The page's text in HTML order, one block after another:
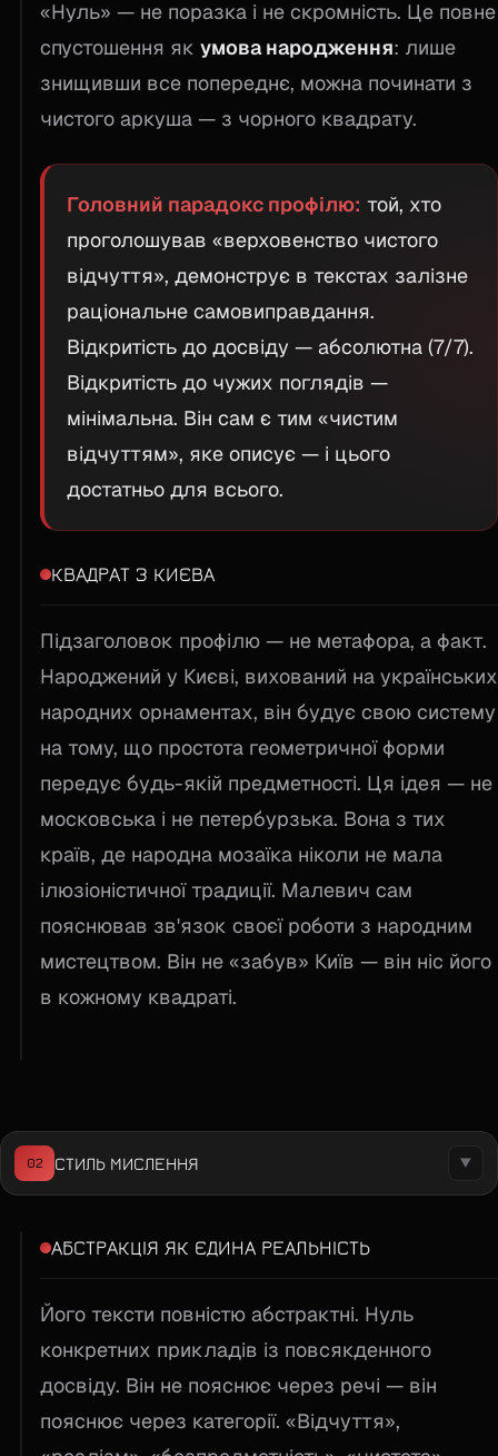
«Нуль» — не поразка і не скромність. Це повне
спустошення як умова народження: лише
знищивши все попереднє, можна починати з
чистого аркуша — з чорного квадрату.
Головний парадокс профілю: той, хто
проголошував «верховенство чистого
відчуття», демонструє в текстах залізне
раціональне самовиправдання.
Відкритість до досвіду — абсолютна (7/7).
Відкритість до чужих поглядів —
мінімальна. Він сам є тим «чистим
відчуттям», яке описує — і цього
достатньо для всього.
КВАДРАТ З КИЄВА
Підзаголовок профілю — не метафора, а факт.
Народжений у Києві, вихований на українських
народних орнаментах, він будує свою систему
на тому, що простота геометричної форми
передує будь-якій предметності. Ця ідея — не
московська і не петербурзька. Вона з тих
країв, де народна мозаїка ніколи не мала
ілюзіоністичної традиції. Малевич сам
пояснював зв'язок своєї роботи з народним
мистецтвом. Він не «забув» Київ — він ніс його
в кожному квадраті.
02 СТИЛЬ МИСЛЕННЯ ▼
АБСТРАКЦІЯ ЯК ЄДИНА РЕАЛЬНІСТЬ
Його тексти повністю абстрактні. Нуль
конкретних прикладів із повсякденного
досвіду. Він не пояснює через речі — він
пояснює через категорії. «Відчуття»,